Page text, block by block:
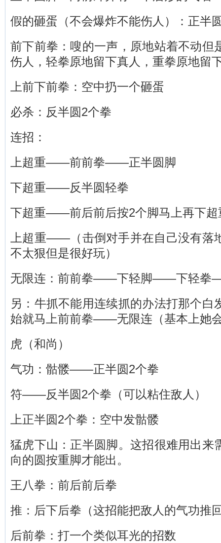
假的砸蛋（不会爆炸不能伤人）：正半
前下前拳：嗖的一声，原地站着不动但
伤人，轻拳原地留下真人，重拳原地留
上前下前拳：空中扔一个砸蛋
必杀：反半圆2个拳
连招：
上超重——前前拳——正半圆脚
下超重——反半圆轻拳
下超重——前后前后按2个脚马上再下
上超重——（击倒对手并在自己没有落
不太狠但是很好玩）
无限连：前前拳——下轻脚——下轻
另：牛抓不能用连续抓的办法打那个白
始就马上前前拳——无限连（基本上她
虎（和尚）
气功：骷髅——正半圆2个拳
符——反半圆2个拳（可以粘住敌人）
上正半圆2个拳：空中发骷髅
猛虎下山：正半圆脚。这招很难用出来
向的圆按重脚才能出。
王八拳：前后前后拳
推：后下后拳（这招能把敌人的气功推
后前拳：打一个类似耳光的招数